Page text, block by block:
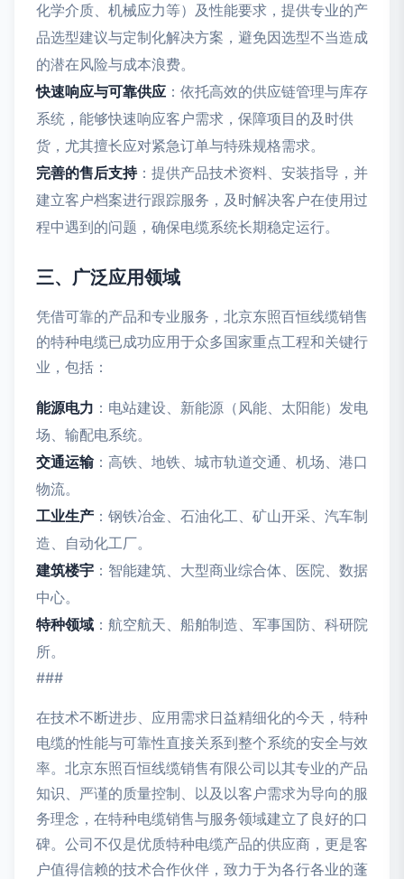
化学介质、机械应力等）及性能要求，提供专业的产
品选型建议与定制化解决方案，避免因选型不当造成
的潜在风险与成本浪费。
快速响应与可靠供应 ：依托高效的供应链管理与库存
系统，能够快速响应客户需求，保障项目的及时供
货，尤其擅长应对紧急订单与特殊规格需求。
完善的售后支持：提供产品技术资料、安装指导，并
建立客户档案进行跟踪服务，及时解决客户在使用过
程中遇到的问题，确保电缆系统长期稳定运行。
三、广泛应用领域
凭借可靠的产品和专业服务，北京东照百恒线缆销售
的特种电缆已成功应用于众多国家重点工程和关键行
业，包括：
能源电力 ：电站建设、新能源（风能、太阳能）发电
场、输配电系统。
交通运输：高铁、地铁、城市轨道交通、机场、港口
物流。
工业生产 ：钢铁冶金、石油化工、矿山开采、汽车制
造、自动化工厂。
建筑楼宇 ：智能建筑、大型商业综合体、医院、数据
中心。
特种领域 ：航空航天、船舶制造、军事国防、科研院
所。
###
在技术不断进步、应用需求日益精细化的今天，特种
电缆的性能与可靠性直接关系到整个系统的安全与效
率。北京东照百恒线缆销售有限公司以其专业的产品
知识、严谨的质量控制、以及以客户需求为导向的服
务理念，在特种电缆销售与服务领域建立了良好的口
碑。公司不仅是优质特种电缆产品的供应商，更是客
户值得信赖的技术合作伙伴，致力于为各行各业的蓬